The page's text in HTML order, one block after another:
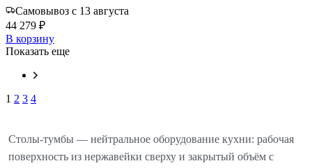
Самовывоз с 13 августа
44 279 ₽
В корзину
Показать еще
1 2 3 4
Столы-тумбы — нейтральное оборудование кухни: рабочая
поверхность из нержавейки сверху и закрытый объём с